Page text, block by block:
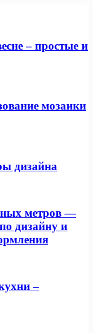
– простые и
мозаики
дизайна
метров —
дизайну и
–